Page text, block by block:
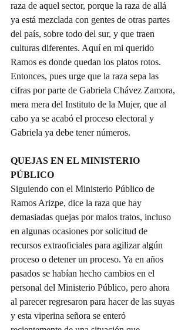
raza de aquel sector, porque la raza de allá
ya está mezclada con gentes de otras partes
del país, sobre todo del sur, y que traen
culturas diferentes. Aquí en mi querido
Ramos es donde quedan los platos rotos.
Entonces, pues urge que la raza sepa las
cifras por parte de Gabriela Chávez Zamora,
mera mera del Instituto de la Mujer, que al
cabo ya se acabó el proceso electoral y
Gabriela ya debe tener números.
QUEJAS EN EL MINISTERIO
PÚBLICO
Siguiendo con el Ministerio Público de
Ramos Arizpe, dice la raza que hay
demasiadas quejas por malos tratos, incluso
en algunas ocasiones por solicitud de
recursos extraoficiales para agilizar algún
proceso o detener un proceso. Ya en años
pasados se habían hecho cambios en el
personal del Ministerio Público, pero ahora
al parecer regresaron para hacer de las suyas
y esta viperina señora se enteró